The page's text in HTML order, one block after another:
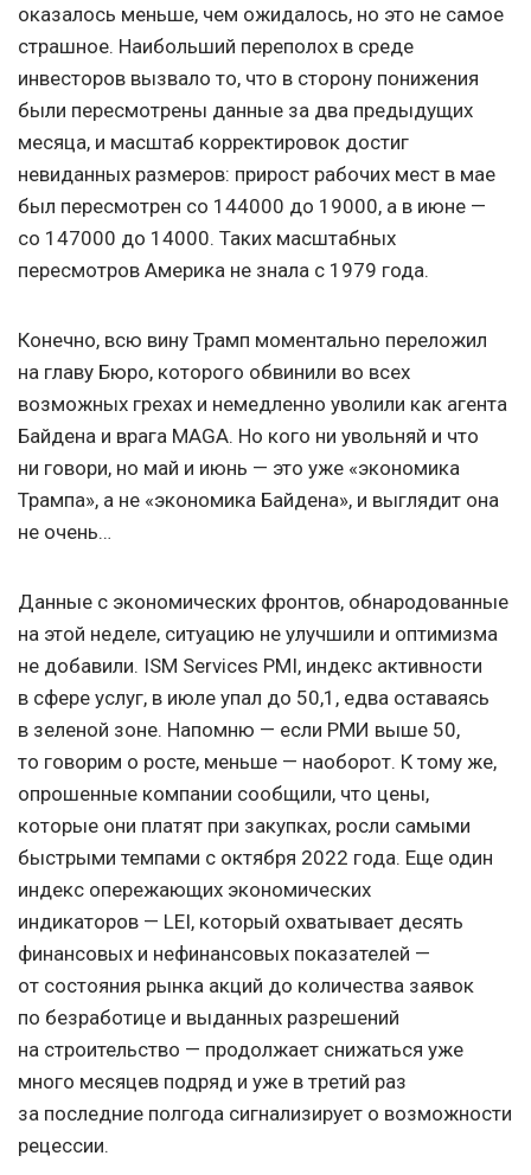
оказалось меньше, чем ожидалось, но это не самое
страшное. Наибольший переполох в среде
инвесторов вызвало то, что в сторону понижения
были пересмотрены данные за два предыдущих
месяца, и масштаб корректировок достиг
невиданных размеров: прирост рабочих мест в мае
был пересмотрен со 144000 до 19000, а в июне —
со 147000 до 14000. Таких масштабных
пересмотров Америка не знала с 1979 года.
Конечно, всю вину Трамп моментально переложил
на главу Бюро, которого обвинили во всех
возможных грехах и немедленно уволили как агента
Байдена и врага МАGA. Но кого ни увольняй и что
ни говори, но май и июнь — это уже «экономика
Трампа», а не «экономика Байдена», и выглядит она
не очень…
Данные с экономических фронтов, обнародованные
на этой неделе, ситуацию не улучшили и оптимизма
не добавили. ISM Services PMI, индекс активности
в сфере услуг, в июле упал до 50,1, едва оставаясь
в зеленой зоне. Напомню — если РМИ выше 50,
то говорим о росте, меньше — наоборот. К тому же,
опрошенные компании сообщили, что цены,
которые они платят при закупках, росли самыми
быстрыми темпами с октября 2022 года. Еще один
индекс опережающих экономических
индикаторов — LEI, который охватывает десять
финансовых и нефинансовых показателей —
от состояния рынка акций до количества заявок
по безработице и выданных разрешений
на строительство — продолжает снижаться уже
много месяцев подряд и уже в третий раз
за последние полгода сигнализирует о возможности
рецессии.